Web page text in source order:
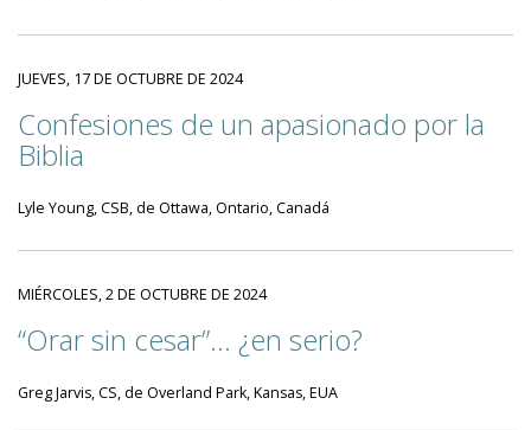
JUEVES, 17 DE OCTUBRE DE 2024
Confesiones de un apasionado por la
Biblia
Lyle Young, CSB, de Ottawa, Ontario, Canadá
MIÉRCOLES, 2 DE OCTUBRE DE 2024
“Orar sin cesar”... ¿en serio?
Greg Jarvis, CS, de Overland Park, Kansas, EUA